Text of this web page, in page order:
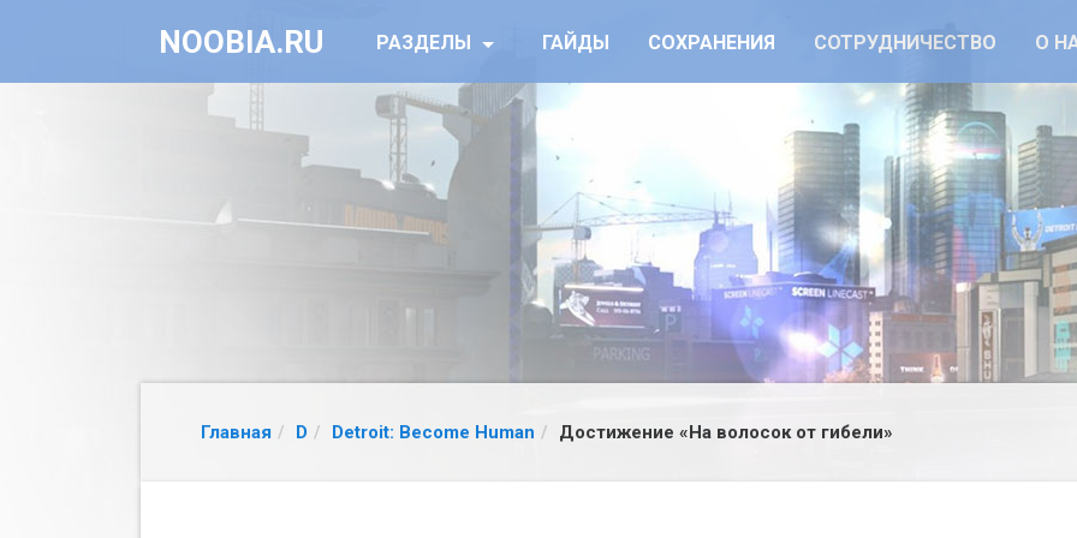
NOOBIA.RU РАЗДЕЛЫ ГАЙДЫ СОХРАНЕНИЯ СОТРУДНИЧЕСТВО О
Главная D Detroit: Become Human Достижение «На волосок от гибели»